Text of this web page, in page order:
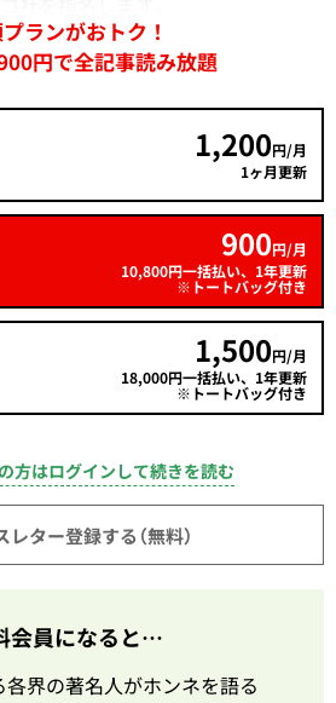
ランがおトク！
円で全記事読み放題
1,200円/月
1ヶ月更新
900円/月
10,800円一括払い、1年更新
※トートバッグ付き
1,500円/月
18,000円一括払い、1年更新
※トートバッグ付き
方はログインして続きを読む
レター登録する（無料）
会員になると…
各界の著名人がホンネを語る